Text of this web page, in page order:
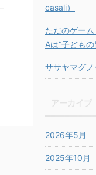
casali）
ただのゲー
Aは“子ども
ササヤマグ
2026年5月
2025年10月